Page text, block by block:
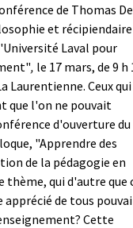
de Thomas De
et
Laval pour
, le 17 mars, de 9 h
Laurentienne. Ceux qui
que l'on ne pouvait
d'ouverture du
"Apprendre des
de la pédagogie en
thème, qui d'autre que
apprécié de tous
Cette